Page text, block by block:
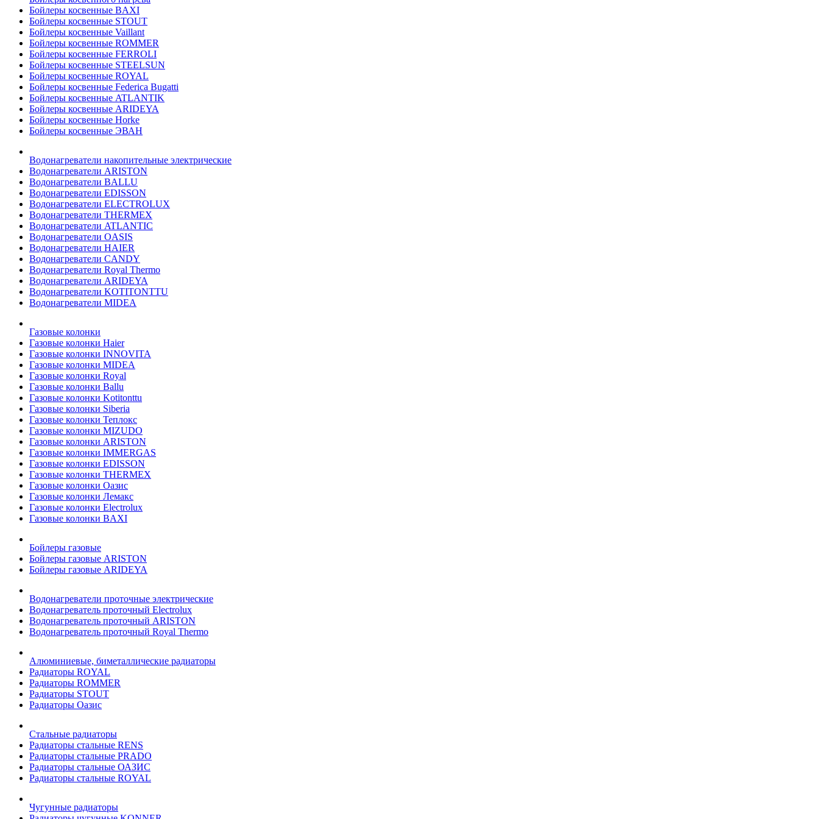
Бойлеры косвенные BAXI
Бойлеры косвенные STOUT
Бойлеры косвенные Vaillant
Бойлеры косвенные ROMMER
Бойлеры косвенные FERROLI
Бойлеры косвенные STEELSUN
Бойлеры косвенные ROYAL
Бойлеры косвенные Federica Bugatti
Бойлеры косвенные ATLANTIK
Бойлеры косвенные ARIDEYA
Бойлеры косвенные Horke
Бойлеры косвенные ЭВАН
Водонагреватели накопительные электрические
Водонагреватели ARISTON
Водонагреватели BALLU
Водонагреватели EDISSON
Водонагреватели ELECTROLUX
Водонагреватели THERMEX
Водонагреватели ATLANTIC
Водонагреватели OASIS
Водонагреватели HAIER
Водонагреватели CANDY
Водонагреватели Royal Thermo
Водонагреватели ARIDEYA
Водонагреватели KOTITONTTU
Водонагреватели MIDEA
Газовые колонки
Газовые колонки Haier
Газовые колонки INNOVITA
Газовые колонки MIDEA
Газовые колонки Royal
Газовые колонки Ballu
Газовые колонки Kotitonttu
Газовые колонки Siberia
Газовые колонки Теплокс
Газовые колонки MIZUDO
Газовые колонки ARISTON
Газовые колонки IMMERGAS
Газовые колонки EDISSON
Газовые колонки THERMEX
Газовые колонки Оазис
Газовые колонки Лемакс
Газовые колонки Electrolux
Газовые колонки BAXI
Бойлеры газовые
Бойлеры газовые ARISTON
Бойлеры газовые ARIDEYA
Водонагреватели проточные электрические
Водонагреватель проточный Electrolux
Водонагреватель проточный ARISTON
Водонагреватель проточный Royal Thermo
Алюминиевые, биметаллические радиаторы
Радиаторы ROYAL
Радиаторы ROMMER
Радиаторы STOUT
Радиаторы Оазис
Стальные радиаторы
Радиаторы стальные RENS
Радиаторы стальные PRADO
Радиаторы стальные ОАЗИС
Радиаторы стальные ROYAL
Чугунные радиаторы